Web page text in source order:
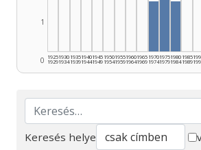
0
1
1925
1929
1930
1934
1935
1939
1940
1944
1945
1949
1950
1954
1955
1959
1960
1964
1965
1969
1970
1974
1975
1979
1980
1984
1985
1989
Keresés helye